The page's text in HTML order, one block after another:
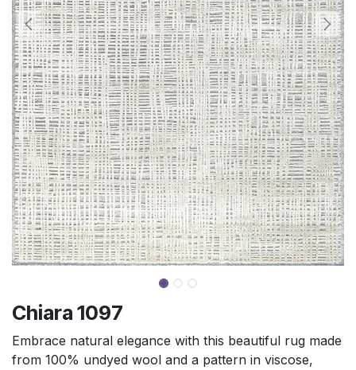
Chiara 1097
Embrace natural elegance with this beautiful rug made
from 100% undyed wool and a pattern in viscose,